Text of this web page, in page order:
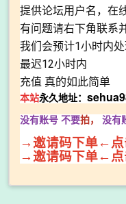
提供论坛用户名，在
有问题请右下角联系
我们会预计1小时内处
最迟12小时内
充值 真的如此简单
本站永久地址：
没有账号 不要拍， 没有
→邀请码下单←点
→邀请码下单←点